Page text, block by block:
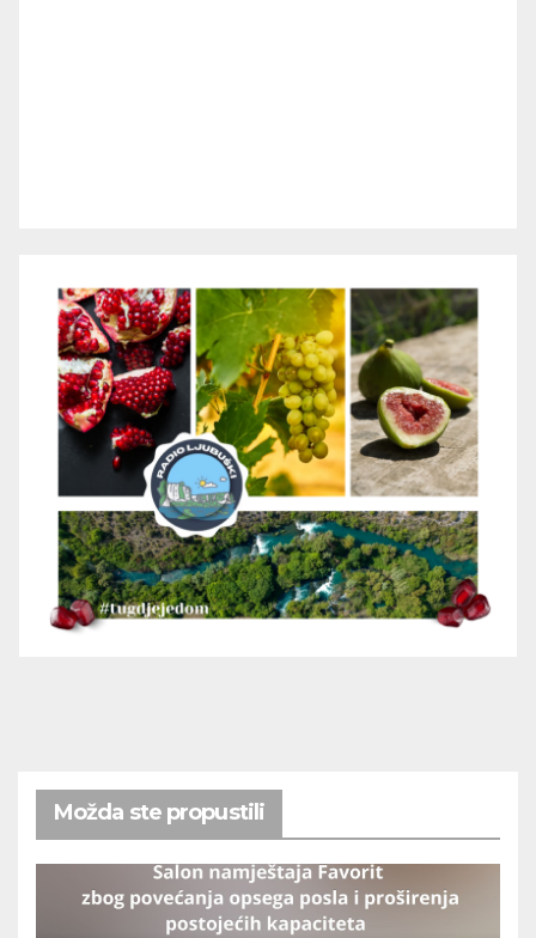
Možda ste propustili